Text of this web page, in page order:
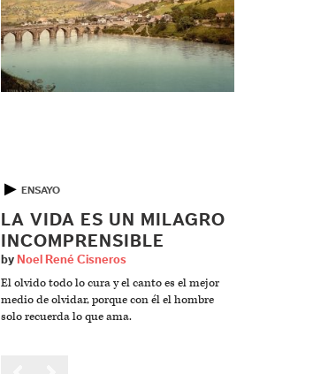
▶ ENSAYO
LA VIDA ES UN MILAGRO
INCOMPRENSIBLE
by Noel René Cisneros
El olvido todo lo cura y el canto es el mejor
medio de olvidar, porque con él el hombre
solo recuerda lo que ama.